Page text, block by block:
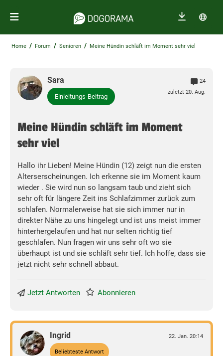
Home / Forum / Senioren / Meine Hündin schläft im Moment sehr viel
Sara
Einleitungs-Beitrag
24
zuletzt 20. Aug.
Meine Hündin schläft im Moment
sehr viel
Hallo ihr Lieben! Meine Hündin (12) zeigt nun die ersten
Alterserscheinungen. Ich erkenne sie im Moment kaum
wieder . Sie wird nun so langsam taub und zieht sich
sehr oft für längere Zeit ins Schlafzimmer zurück zum
schlafen. Normalerweise hat sie sich immer nur in
direkter Nähe zu uns hingelegt und ist uns meist immer
hinterhergelaufen und hat nur selten richtig tief
geschlafen. Nun fragen wir uns sehr oft wo sie
überhaupt ist und sie schläft sehr tief. Ich hoffe, dass sie
jetzt nicht sehr schnell abbaut.
Jetzt Antworten Abonnieren
Ingrid
Beliebteste Antwort
22. Jan. 20:14